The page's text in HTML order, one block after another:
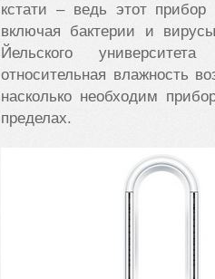
кстати – ведь этот
включая бактерии и
Йельского
относительная влажность
насколько необходим
пределах.